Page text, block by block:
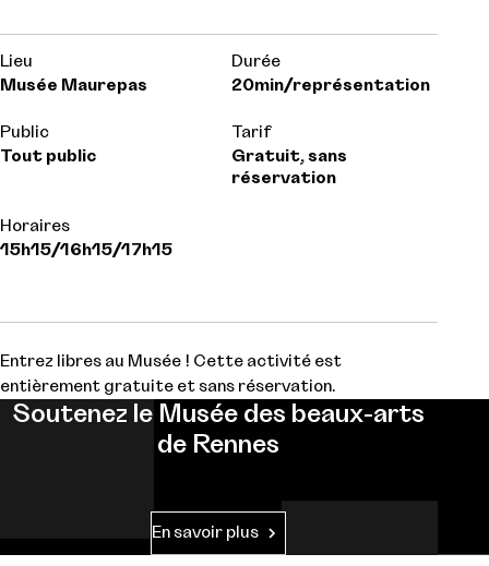
Lieu
Musée Maurepas
Durée
20min/représentation
Public
Tout public
Tarif
Gratuit, sans
réservation
Horaires
15h15/16h15/17h15
Entrez libres au Musée ! Cette activité est
entièrement gratuite et sans réservation.
Soutenez le Musée des beaux-arts
de Rennes
En savoir plus